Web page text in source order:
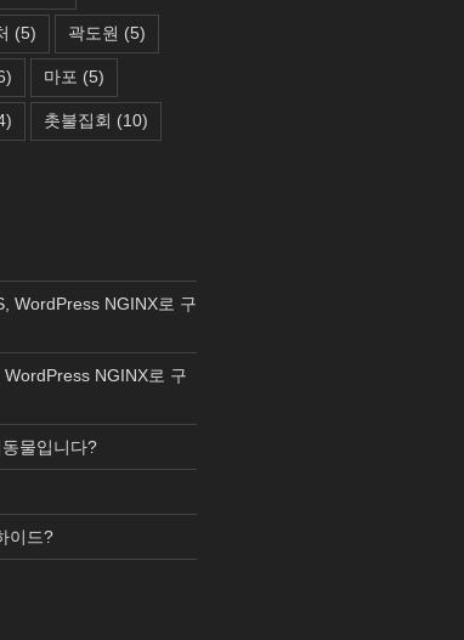
(5) 곽도원 (5)
마포 (5)
촛불집회 (10)
WordPress NGINX로 구
NGINX로 구
물입니다?
이드?